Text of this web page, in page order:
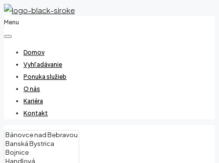
Menu
Domov
Vyhľadávanie
Ponuka služieb
O nás
Kariéra
Kontakt